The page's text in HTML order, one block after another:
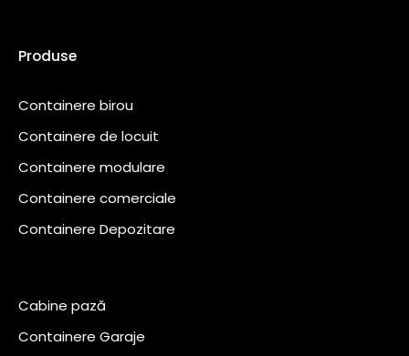
Produse
Containere birou
Containere de locuit
Containere modulare
Containere comerciale
Containere Depozitare
Cabine pază
Containere Garaje